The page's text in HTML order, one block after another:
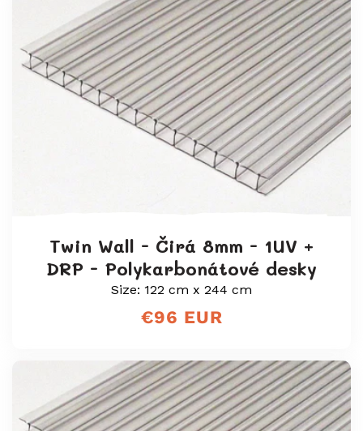
Twin Wall - Čirá 8mm - 1UV +
DRP - Polykarbonátové desky
Size: 122 cm x 244 cm
Běžná
€96 EUR